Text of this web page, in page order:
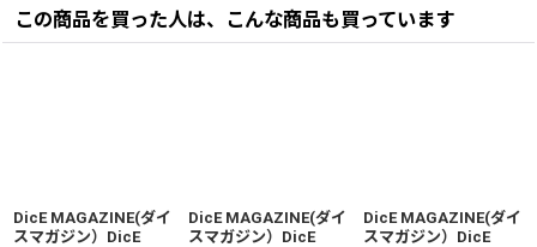
この商品を買った人は、こんな商品も買っています
DicE MAGAZINE(ダイ
スマガジン）DicE
DicE MAGAZINE(ダイ
スマガジン）DicE
DicE MAGAZINE(ダイ
スマガジン）DicE